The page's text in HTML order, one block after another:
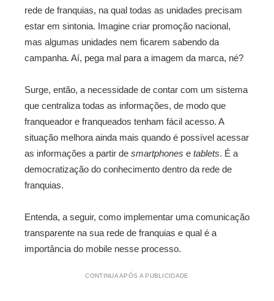
rede de franquias, na qual todas as unidades precisam
estar em sintonia. Imagine criar promoção nacional,
mas algumas unidades nem ficarem sabendo da
campanha. Aí, pega mal para a imagem da marca, né?
Surge, então, a necessidade de contar com um sistema
que centraliza todas as informações, de modo que
franqueador e franqueados tenham fácil acesso. A
situação melhora ainda mais quando é possível acessar
as informações a partir de smartphones e tablets. É a
democratização do conhecimento dentro da rede de
franquias.
Entenda, a seguir, como implementar uma comunicação
transparente na sua rede de franquias e qual é a
importância do mobile nesse processo.
CONTINUA APÓS A PUBLICIDADE